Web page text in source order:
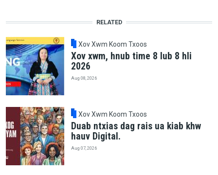
RELATED
Xov Xwm Koom Txoos
Xov xwm, hnub time 8 lub 8 hli
2026
Aug 08, 2026
Xov Xwm Koom Txoos
Duab ntxias dag rais ua kiab khw
hauv Digital.
Aug 07, 2026